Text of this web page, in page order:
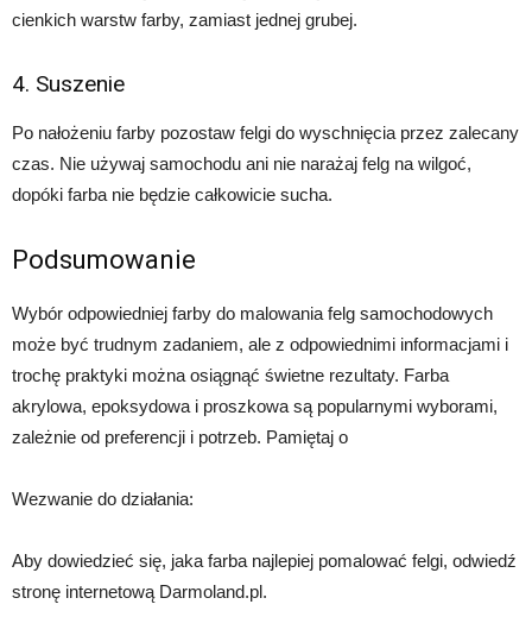
cienkich warstw farby, zamiast jednej grubej.
4. Suszenie
Po nałożeniu farby pozostaw felgi do wyschnięcia przez zalecany
czas. Nie używaj samochodu ani nie narażaj felg na wilgoć,
dopóki farba nie będzie całkowicie sucha.
Podsumowanie
Wybór odpowiedniej farby do malowania felg samochodowych
może być trudnym zadaniem, ale z odpowiednimi informacjami i
trochę praktyki można osiągnąć świetne rezultaty. Farba
akrylowa, epoksydowa i proszkowa są popularnymi wyborami,
zależnie od preferencji i potrzeb. Pamiętaj o
Wezwanie do działania:
Aby dowiedzieć się, jaka farba najlepiej pomalować felgi, odwiedź
stronę internetową Darmoland.pl.